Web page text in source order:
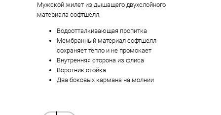
Мужской жилет из дышащего двухслойного
материала софтшелл.
Водоотталкивающая пропитка
Мембранный материал софтшелл
сохраняет тепло и не промокает
Внутренняя сторона из флиса
Воротник стойка
Два боковых кармана на молнии